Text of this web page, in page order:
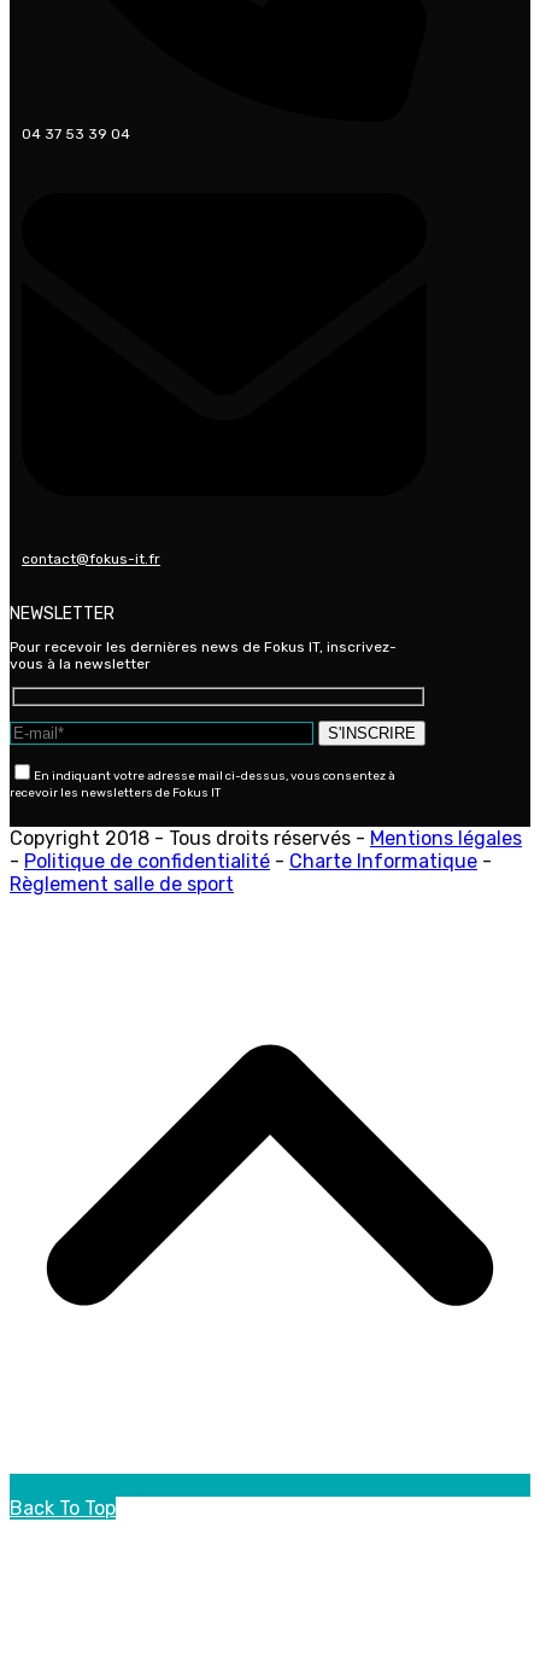
04 37 53 39 04
contact@fokus-it.fr
NEWSLETTER
Pour recevoir les dernières news de Fokus IT, inscrivez-
vous à la newsletter
En indiquant votre adresse mail ci-dessus, vous consentez à
recevoir les newsletters de Fokus IT
Copyright 2018 - Tous droits réservés - Mentions légales
- Politique de confidentialité - Charte Informatique -
Règlement salle de sport
Back To Top